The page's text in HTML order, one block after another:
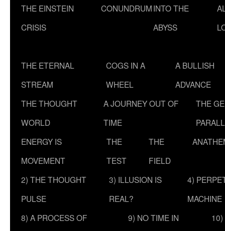
THE EINSTEIN
CRISIS
CONUNDRUMINTO THE
ABYSS
THE ETERNAL
STREAM
COGS IN A
WHEEL
A BULLISH
ADVANCE
THE THOUGHT
WORLD
A JOURNEY OUT OF
TIME
THE
ENERGY IS
MOVEMENT
THE
TEST
THE
FIELD
2) THE THOUGHT
PULSE
3) ILLUSION IS
REAL?
4)
MACHINE
8) A PROCESS OF
9) NO TIME IN